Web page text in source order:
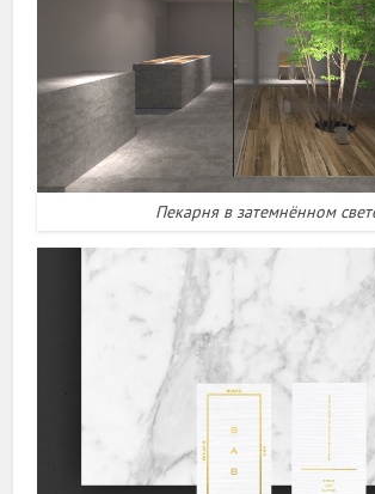
Пекарня в затемнённом